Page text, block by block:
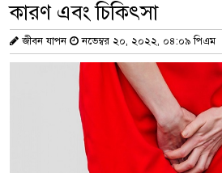
কারণ এবং চিকিৎসা
জীবন যাপন নভেম্বর ২০, ২০২২, ০৪:০৯ পিএম